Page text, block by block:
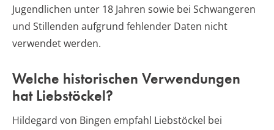
Jugendlichen unter 18 Jahren sowie bei Schwangeren
und Stillenden aufgrund fehlender Daten nicht
verwendet werden.
Welche historischen Verwendungen
hat Liebstöckel?
Hildegard von Bingen empfahl Liebstöckel bei